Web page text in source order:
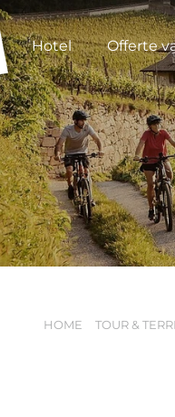
Hotel Offerte
HOME TOUR &